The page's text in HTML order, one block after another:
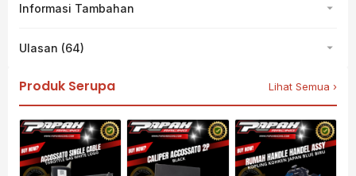
Informasi Tambahan
Ulasan (64)
Produk Serupa Lihat Semua ›